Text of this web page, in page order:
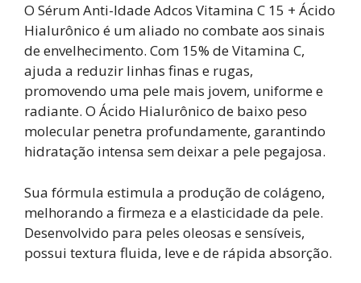
O Sérum Anti-Idade Adcos Vitamina C 15 + Ácido
Hialurônico é um aliado no combate aos sinais
de envelhecimento. Com 15% de Vitamina C,
ajuda a reduzir linhas finas e rugas,
promovendo uma pele mais jovem, uniforme e
radiante. O Ácido Hialurônico de baixo peso
molecular penetra profundamente, garantindo
hidratação intensa sem deixar a pele pegajosa.
Sua fórmula estimula a produção de colágeno,
melhorando a firmeza e a elasticidade da pele.
Desenvolvido para peles oleosas e sensíveis,
possui textura fluida, leve e de rápida absorção.